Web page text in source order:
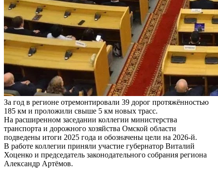
За год в регионе отремонтировали 39 дорог протяжённостью
185 км и проложили свыше 5 км новых трасс.
На расширенном заседании коллегии министерства
транспорта и дорожного хозяйства Омской области
подведены итоги 2025 года и обозначены цели на 2026-й.
В работе коллегии приняли участие губернатор Виталий
Хоценко и председатель законодательного собрания региона
Александр Артёмов.